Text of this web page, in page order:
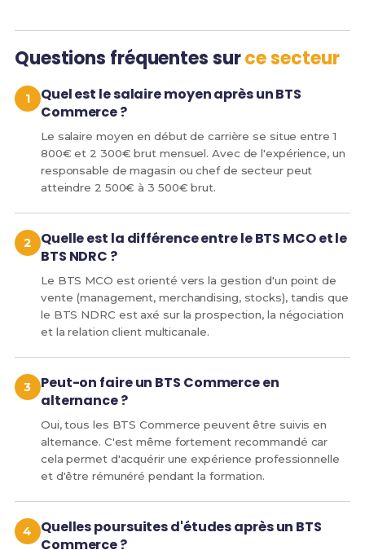
Questions fréquentes surce secteur
Quel est le salaire moyen après un BTS
Commerce ?
Le salaire moyen en début de carrière se situe entre 1
800€ et 2 300€ brut mensuel. Avec de l'expérience, un
responsable de magasin ou chef de secteur peut
atteindre 2 500€ à 3 500€ brut.
Quelle est la différence entre le BTS MCO et le
BTS NDRC ?
Le BTS MCO est orienté vers la gestion d'un point de
vente (management, merchandising, stocks), tandis que
le BTS NDRC est axé sur la prospection, la négociation
et la relation client multicanale.
Peut-on faire un BTS Commerce en
alternance ?
Oui, tous les BTS Commerce peuvent être suivis en
alternance. C'est même fortement recommandé car
cela permet d'acquérir une expérience professionnelle
et d'être rémunéré pendant la formation.
Quelles poursuites d'études après un BTS
Commerce ?